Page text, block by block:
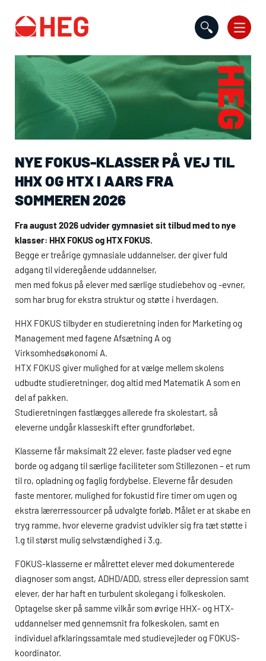
NYE FOKUS-KLASSER PÅ VEJ TIL
HHXOG HTX I AARS FRA
SOMMEREN 2026
Fra august 2026 udvider gymnasiet sit tilbud med to nye
klasser: HHX FOKUS og HTX FOKUS.
Begge er treårige gymnasiale uddannelser, der giver fuld
adgang til videregående uddannelser,
men med fokus på elever med særlige studiebehov og -evner,
som har brug for ekstra struktur og støtte i hverdagen.
HHX FOKUS tilbyder en studieretning inden for Marketing og
Management med fagene Afsætning A og
Virksomhedsøkonomi A.
HTX FOKUS giver mulighed for at vælge mellem skolens
udbudte studieretninger, dog altid med Matematik A som en
del af pakken.
Studieretningen fastlægges allerede fra skolestart, så
eleverne undgår klasseskift efter grundforløbet.
Klasserne får maksimalt 22 elever, faste pladser ved egne
borde og adgang til særlige faciliteter som Stillezonen – et rum
til ro, opladning og faglig fordybelse. Eleverne får desuden
faste mentorer, mulighed for fokustid fire timer om ugen og
ekstra lærerressourcer på udvalgte forløb. Målet er at skabe en
tryg ramme, hvor eleverne gradvist udvikler sig fra tæt støtte i
1.g til størst mulig selvstændighed i 3.g.
FOKUS-klasserne er målrettet elever med dokumenterede
diagnoser som angst, ADHD/ADD, stress eller depression samt
elever, der har haft en turbulent skolegang i folkeskolen.
Optagelse sker på samme vilkår som øvrige HHX- og HTX-
uddannelser med gennemsnit fra folkeskolen, samt en
individuel afklaringssamtale med studievejleder og FOKUS-
koordinator.